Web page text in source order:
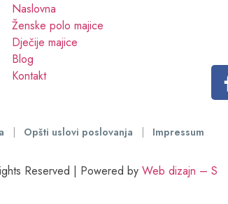
Naslovna
Ženske polo majice
Dječije majice
Blog
Kontakt
Opšti uslovi poslovanja Impressum
Reserved | Powered by Web dizajn – S